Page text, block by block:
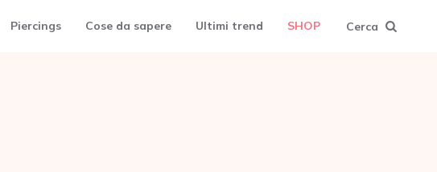
Piercings Cose da sapere Ultimi trend SHOP Cerca